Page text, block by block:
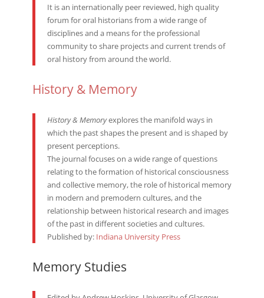
It is an internationally peer reviewed, high quality
forum for oral historians from a wide range of
disciplines and a means for the professional
community to share projects and current trends of
oral history from around the world.
History & Memory
History & Memoryexplores the manifold ways in
which the past shapes the present and is shaped by
present perceptions.
The journal focuses on a wide range of questions
relating to the formation of historical consciousness
and collective memory, the role of historical memory
in modern and premodern cultures, and the
relationship between historical research and images
of the past in different societies and cultures.
Published by: Indiana University Press
Memory Studies